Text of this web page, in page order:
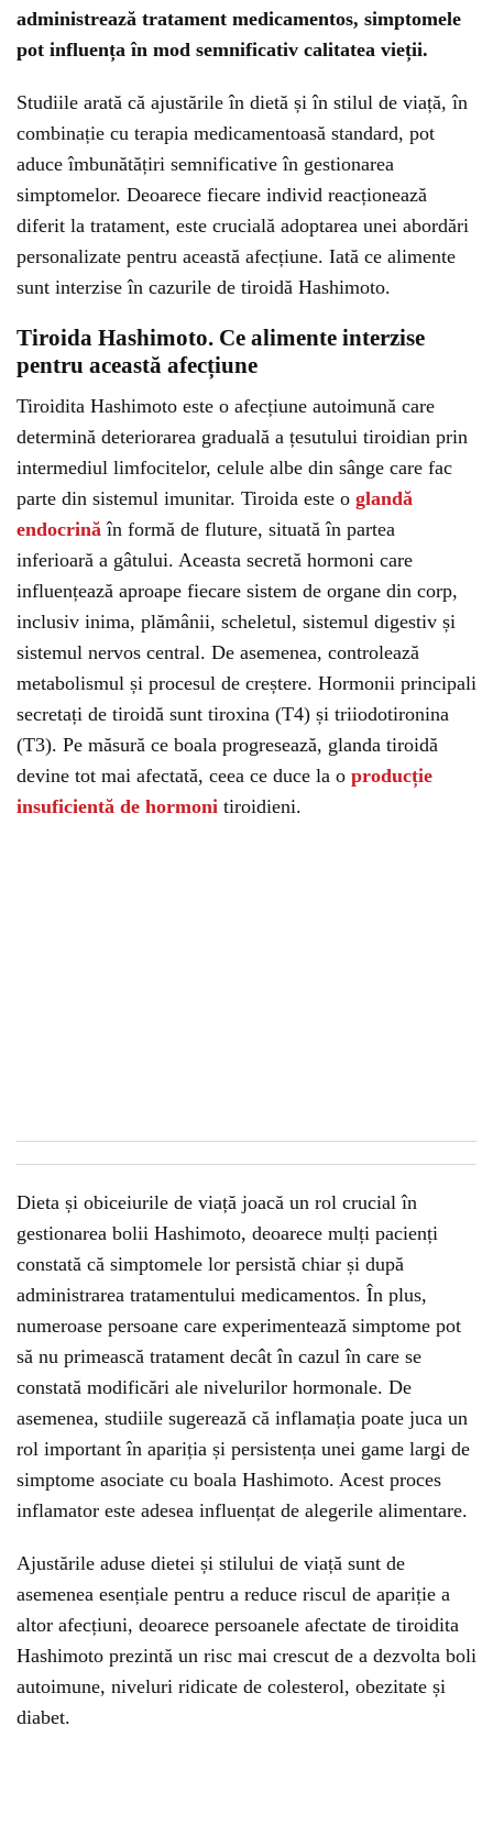
administrează tratament medicamentos, simptomele
pot influența în mod semnificativ calitatea vieții.
Studiile arată că ajustările în dietă și în stilul de viață, în
combinație cu terapia medicamentoasă standard, pot
aduce îmbunătățiri semnificative în gestionarea
simptomelor. Deoarece fiecare individ reacționează
diferit la tratament, este crucială adoptarea unei abordări
personalizate pentru această afecțiune. Iată ce alimente
sunt interzise în cazurile de tiroidă Hashimoto.
Tiroida Hashimoto. Ce alimente interzise
pentru această afecțiune
Tiroidita Hashimoto este o afecțiune autoimună care
determină deteriorarea graduală a țesutului tiroidian prin
intermediul limfocitelor, celule albe din sânge care fac
parte din sistemul imunitar. Tiroida este o glandă
endocrină în formă de fluture, situată în partea
inferioară a gâtului. Aceasta secretă hormoni care
influențează aproape fiecare sistem de organe din corp,
inclusiv inima, plămânii, scheletul, sistemul digestiv și
sistemul nervos central. De asemenea, controlează
metabolismul și procesul de creștere. Hormonii principali
secretați de tiroidă sunt tiroxina (T4) și triiodotironina
(T3). Pe măsură ce boala progresează, glanda tiroidă
devine tot mai afectată, ceea ce duce la o producție
insuficientă de hormoni tiroidieni.
Dieta și obiceiurile de viață joacă un rol crucial în
gestionarea bolii Hashimoto, deoarece mulți pacienți
constată că simptomele lor persistă chiar și după
administrarea tratamentului medicamentos. În plus,
numeroase persoane care experimentează simptome pot
să nu primească tratament decât în cazul în care se
constată modificări ale nivelurilor hormonale. De
asemenea, studiile sugerează că inflamația poate juca un
rol important în apariția și persistența unei game largi de
simptome asociate cu boala Hashimoto. Acest proces
inflamator este adesea influențat de alegerile alimentare.
Ajustările aduse dietei și stilului de viață sunt de
asemenea esențiale pentru a reduce riscul de apariție a
altor afecțiuni, deoarece persoanele afectate de tiroidita
Hashimoto prezintă un risc mai crescut de a dezvolta boli
autoimune, niveluri ridicate de colesterol, obezitate și
diabet.